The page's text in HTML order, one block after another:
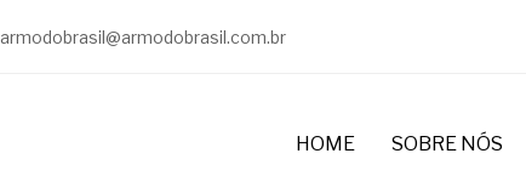
armodobrasil@armodobrasil.com.br
HOME SOBRE NÓS